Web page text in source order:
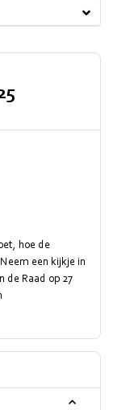
hoe de
een kijkje in
de Raad op 27